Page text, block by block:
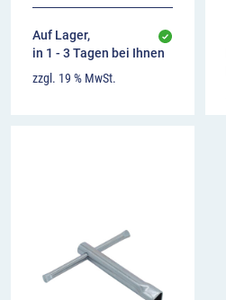
Auf Lager,
in 1 - 3 Tagen bei Ihnen
zzgl. 19 % MwSt.